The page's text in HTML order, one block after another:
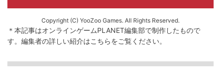
Copyright (C) YooZoo Games. All Rights Reserved.
＊本記事はオンラインゲームPLANET編集部で制作したもので
す。 編集者の詳しい紹介はこちらをご覧ください。